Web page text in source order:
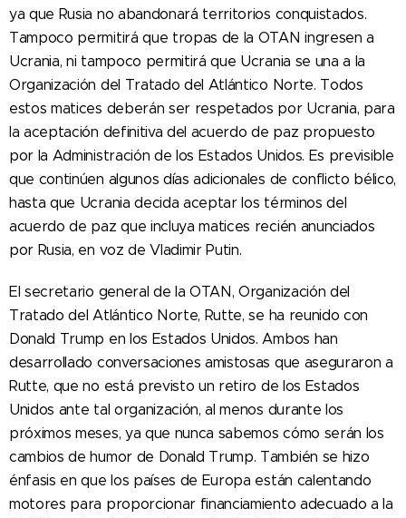
ya que Rusia no abandonará territorios conquistados.
Tampoco permitirá que tropas de la OTAN ingresen a
Ucrania, ni tampoco permitirá que Ucrania se una a la
Organización del Tratado del Atlántico Norte. Todos
estos matices deberán ser respetados por Ucrania, para
la aceptación definitiva del acuerdo de paz propuesto
por la Administración de los Estados Unidos. Es previsible
que continúen algunos días adicionales de conflicto bélico,
hasta que Ucrania decida aceptar los términos del
acuerdo de paz que incluya matices recién anunciados
por Rusia, en voz de Vladimir Putin.
El secretario general de la OTAN, Organización del
Tratado del Atlántico Norte, Rutte, se ha reunido con
Donald Trump en los Estados Unidos. Ambos han
desarrollado conversaciones amistosas que aseguraron a
Rutte, que no está previsto un retiro de los Estados
Unidos ante tal organización, al menos durante los
próximos meses, ya que nunca sabemos cómo serán los
cambios de humor de Donald Trump. También se hizo
énfasis en que los países de Europa están calentando
motores para proporcionar financiamiento adecuado a la